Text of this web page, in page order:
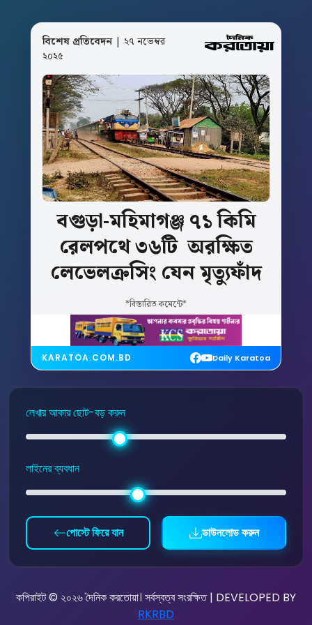
বিশেষ প্রতিবেদন| ২৭ নভেম্বর
২০২৫
বগুড়া-মহিমাগঞ্জ ৭১কিমি
রেলপথে৩৬টি অরক্ষিত
লেভেলক্রসিং যেনমৃত্যুফাঁদ
*বিস্তারিত কমেন্টে*
KARATOA.COM.BD Daily Karatoa
লেখার আকার ছোট-বড় করুন
লাইনের ব্যবধান
পোস্টে ফিরে যান ডাউনলোড করুন
কপিরাইট © ২০২৬ দৈনিক করতোয়া। সর্বস্বত্ব সংরক্ষিত | DEVELOPED BY
RKRBD